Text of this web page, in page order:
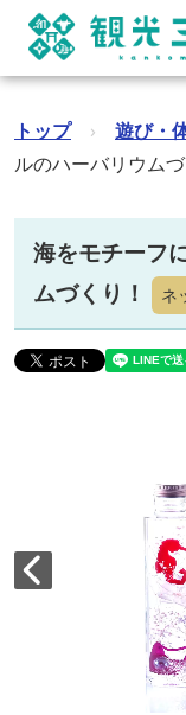
トップ › 遊び・
ルのハーバリウムづ
海をモチーフ
ムづくり！
ネ